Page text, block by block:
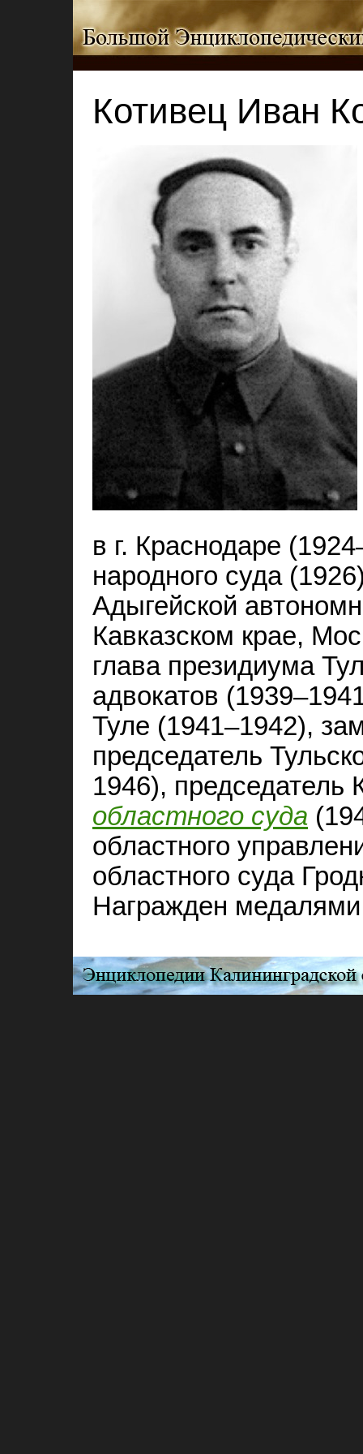
Котивец Иван
в г. Краснодаре
народного суда
Адыгейской
Кавказском крае,
глава президиума
адвокатов
Туле (1941–1942),
председатель
1946), председатель
областного суда
областного
областного суда
Награжден